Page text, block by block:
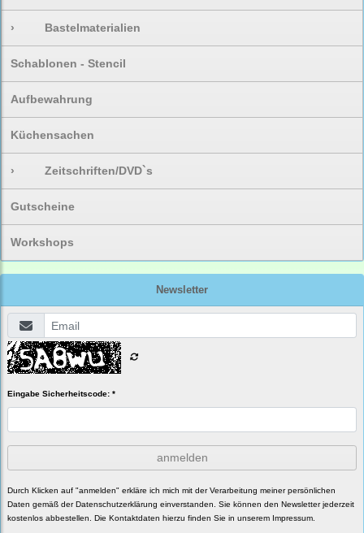
› Bastelmaterialien
Schablonen - Stencil
Aufbewahrung
Küchensachen
› Zeitschriften/DVD`s
Gutscheine
Workshops
Newsletter
Eingabe Sicherheitscode: *
anmelden
Durch Klicken auf "anmelden" erkläre ich mich mit der Verarbeitung meiner persönlichen
Daten gemäß der Datenschutzerklärung einverstanden. Sie können den Newsletter jederzeit
kostenlos abbestellen. Die Kontaktdaten hierzu finden Sie in unserem Impressum.